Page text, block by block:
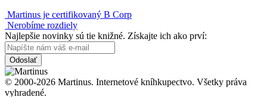
Martinus je certifikovaný B Corp
Nerobíme rozdiely
Najlepšie novinky sú tie knižné. Získajte ich ako prví:
Odoslať
© 2000-2026 Martinus. Internetové kníhkupectvo. Všetky práva
vyhradené.